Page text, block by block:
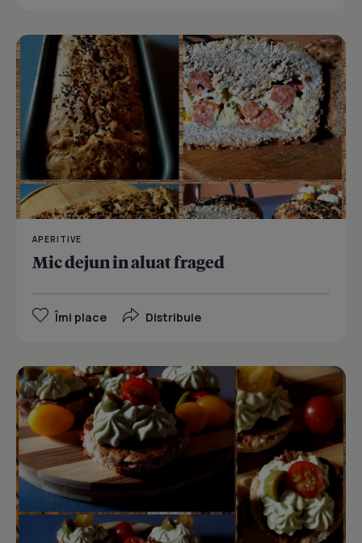
APERITIVE
Mic dejun in aluat fraged
Îmi place Distribuie